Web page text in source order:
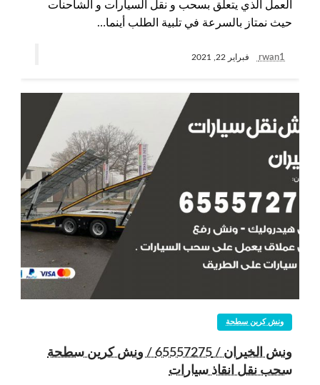
العمل الذي يتعلق بسحب و نقل السيارات و الشاحنات
حيث نمتاز بالسرعة في تلبية الطلب أينما…
rwan1 فبراير 22, 2021
ونش كرين سطحة
ونش الخيران / 65557275 / ونش كرين سطحة
سحب نقل انقاذ سيارات